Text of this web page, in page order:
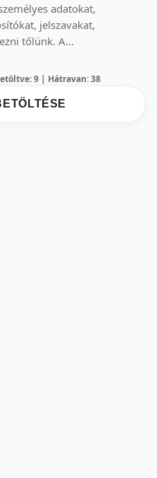
adatokat,
jelszavakat,
tőlünk. A...
9 | Hátravan: 38